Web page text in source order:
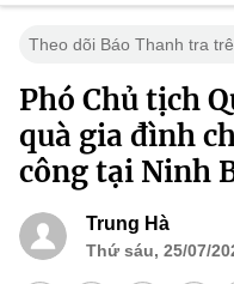
Theo dõi Báo Thanh tra
Phó Chủ tịch
quà gia đình
công tại Ninh
Trung Hà
Thứ sáu, 25/07/